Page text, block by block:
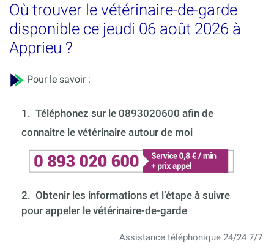
Où trouver le vétérinaire-de-garde
disponible ce jeudi 06 août 2026 à
Apprieu ?
Pour le savoir :
1. Téléphonez sur le 0893020600 afin de
connaitre le vétérinaire autour de moi
2. Obtenir les informations et l’étape à suivre
pour appeler le vétérinaire-de-garde
Assistance téléphonique 24/24 7/7